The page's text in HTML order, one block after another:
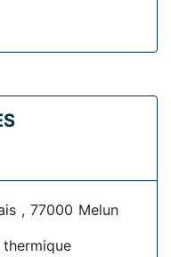
, 77000 Melun
thermique